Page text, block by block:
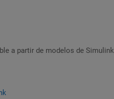
a partir de modelos de Simulink